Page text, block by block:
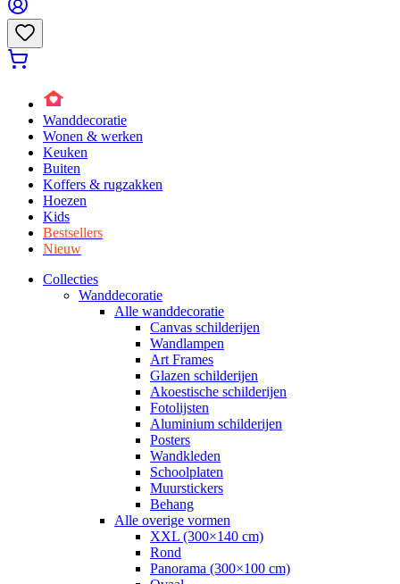
Wanddecoratie
Wonen & werken
Keuken
Buiten
Koffers & rugzakken
Hoezen
Kids
Bestsellers
Nieuw
Collecties
Wanddecoratie
Alle wanddecoratie
Canvas schilderijen
Wandlampen
Art Frames
Glazen schilderijen
Akoestische schilderijen
Fotolijsten
Aluminium schilderijen
Posters
Wandkleden
Schoolplaten
Muurstickers
Behang
Alle overige vormen
XXL (300×140 cm)
Rond
Panorama (300×100 cm)